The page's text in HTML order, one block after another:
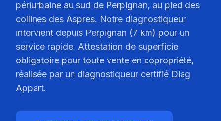
périurbaine au sud de Perpignan, au pied des
collines des Aspres. Notre diagnostiqueur
intervient depuis Perpignan (7 km) pour un
service rapide. Attestation de superficie
obligatoire pour toute vente en copropriété,
réalisée par un diagnostiqueur certifié Diag
Appart.